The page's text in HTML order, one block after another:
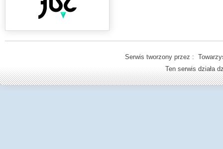
Serwis tworzony przez :
Ten serwis działa